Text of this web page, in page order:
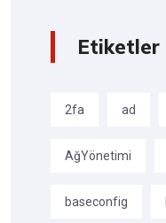
Etiketler
2fa ad
AğYönetimi
baseconfig